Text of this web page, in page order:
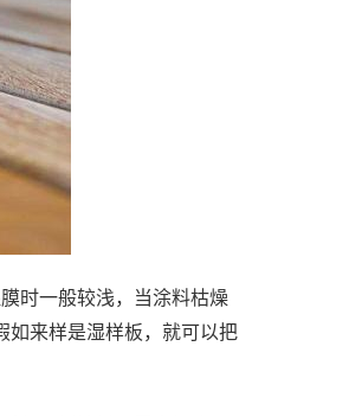
时一般较浅，当涂料枯燥
如来样是湿样板，就可以把